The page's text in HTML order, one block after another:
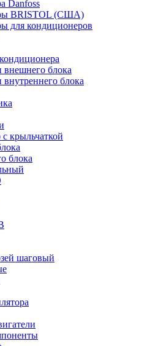
Danfoss
BRISTOL (США)
для кондиционеров
внешнего блока
блока
крыльчаткой
блока
шаговый